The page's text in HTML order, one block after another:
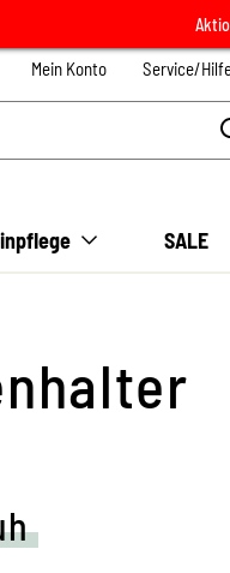
Mein Konto Service/
SALE